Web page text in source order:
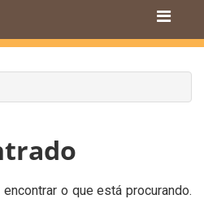
o que está procurando.